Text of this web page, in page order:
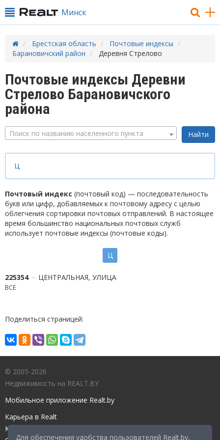
Для обеспечения удобства пользователей Realt.by,
Минск
Брестская область
Почтовые индексы
Барановичский район
Деревня Стрелово
Почтовые индексы Деревни
Стрелово Барановичского
района
Поиск по названию населенного пункта
Ц
Почтовый индекс (почтовый код) — последовательность
букв или цифр, добавляемых к почтовому адресу с целью
облегчения сортировки почтовых отправлений. В настоящее
время большинство национальных почтовых служб
использует почтовые индексы (почтовые коды).
Ц
225354 ЦЕНТРАЛЬНАЯ, УЛИЦА
ВСЕ
Поделиться страницей:
© 2005-2026
Недвижимость на REALT.BY
Мобильное приложение Realt.by
Карьера в Realt
Контакты редакции